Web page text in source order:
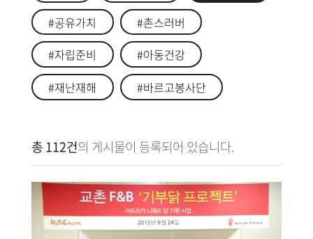
#공유가치
#촌스러버
#자립준비
#아동건강
#재난재해
#바르고봉사단
총 112건의 게시물이 등록되어 있습니다.